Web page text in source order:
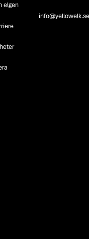
elgen
info@yellowelk.se